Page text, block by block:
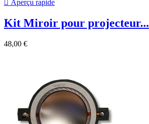
 Aperçu rapide
Kit Miroir pour projecteur...
48,00 €